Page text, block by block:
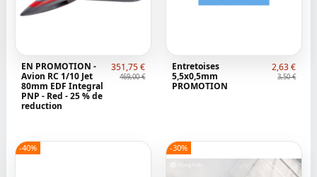
EN PROMOTION -
Avion RC 1/10 Jet
80mm EDF Integral
PNP - Red - 25 % de
reduction
351,75 €
469,00 €
Entretoises
5,5x0,5mm
PROMOTION
2,63 €
3,50 €
-40% -30%